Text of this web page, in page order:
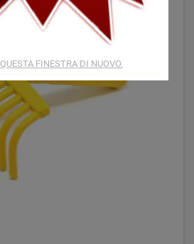
FINESTRA DI NUOVO.